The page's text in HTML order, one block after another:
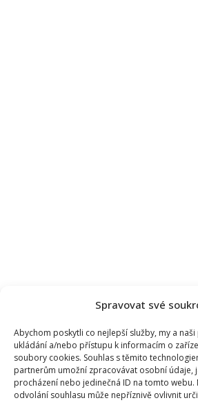
Spravovat své
Abychom poskytli co nejlepší služby, my a
ukládání a/nebo přístupu k informacím o
soubory cookies. Souhlas s těmito
partnerům umožní zpracovávat osobní údaje,
procházení nebo jedinečná ID na tomto webu.
odvolání souhlasu může nepříznivě ovlivnit